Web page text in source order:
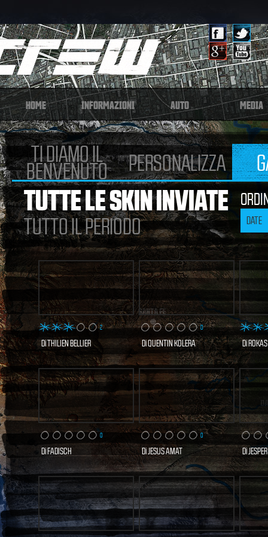
HOME INFORMAZIONI AUTO MEDIA
TI DIAMO IL
BENVENUTO PERSONALIZZA
TUTTE LE SKIN INVIATE
TUTTO IL PERIODO DATE
2 VISITE
SCOPRI E VOTA
ORA
2
DiTHILIEN BELLIER
0 VISITE
SCOPRI E VOTA
ORA
0
DiQUENTIN KOLERA Di
1 VISITE
SCOPRI E VOTA
ORA
0
DiFADISCH
1 VISITE
SCOPRI E VOTA
ORA
0
DiJESUS AMAT Di